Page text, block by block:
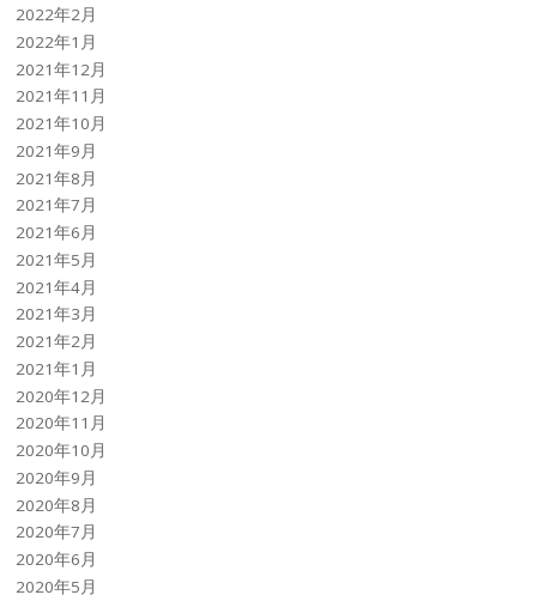
2022年2月
2022年1月
2021年12月
2021年11月
2021年10月
2021年9月
2021年8月
2021年7月
2021年6月
2021年5月
2021年4月
2021年3月
2021年2月
2021年1月
2020年12月
2020年11月
2020年10月
2020年9月
2020年8月
2020年7月
2020年6月
2020年5月